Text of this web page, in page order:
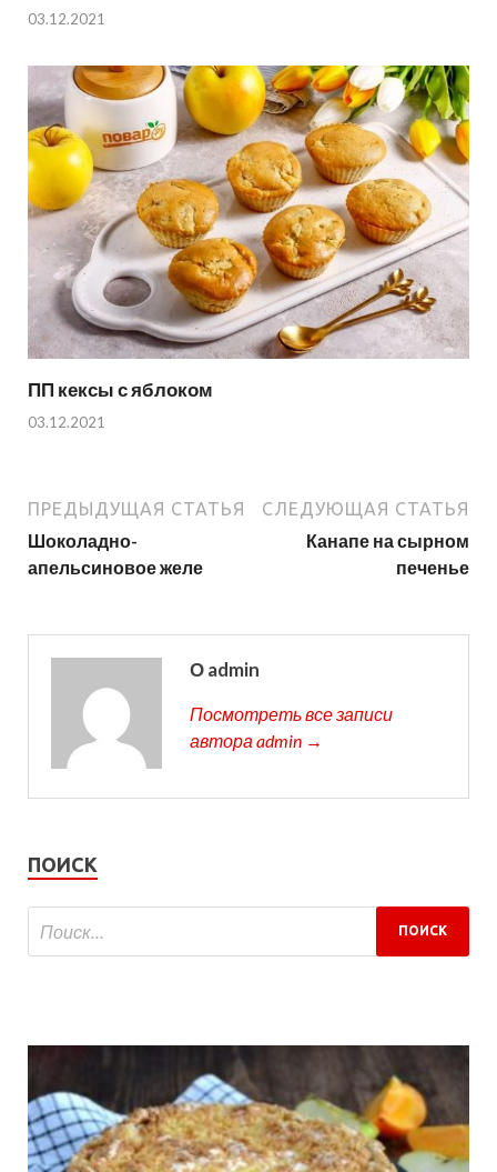
03.12.2021
ПП кексы с яблоком
03.12.2021
ПРЕДЫДУЩАЯ СТАТЬЯ
Шоколадно-
апельсиновое желе
СЛЕДУЮЩАЯ СТАТЬЯ
Канапе на сырном
печенье
О admin
Посмотреть все записи
автора admin →
ПОИСК